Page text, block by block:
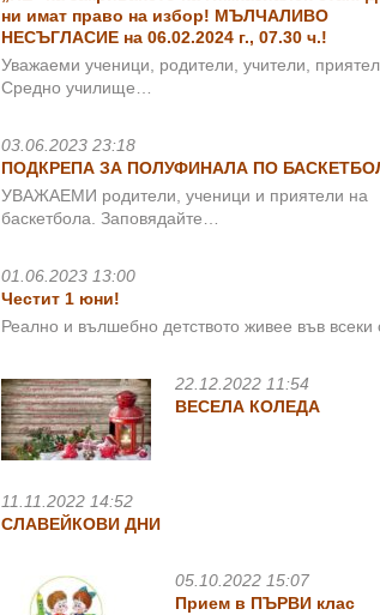
ни имат право на избор! МЪЛЧАЛИВО
НЕСЪГЛАСИЕ на 06.02.2024 г., 07.30 ч.!
Уважаеми ученици, родители, учители,
Средно училище…
03.06.2023 23:18
ПОДКРЕПА ЗА ПОЛУФИНАЛА ПО
УВАЖАЕМИ родители, ученици и приятели на
баскетбола. Заповядайте…
01.06.2023 13:00
Честит 1 юни!
Реално и вълшебно детството живее във всеки
22.12.2022 11:54
ВЕСЕЛА КОЛЕДА
11.11.2022 14:52
СЛАВЕЙКОВИ ДНИ
05.10.2022 15:07
Прием в ПЪРВИ клас